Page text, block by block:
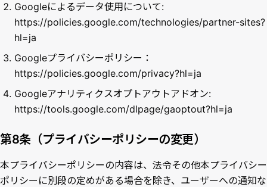
Googleによるデータ使用について:
https://policies.google.com/technologies/partner-sites?
hl=ja
Googleプライバシーポリシー：
https://policies.google.com/privacy?hl=ja
Googleアナリティクスオプトアウトアドオン:
https://tools.google.com/dlpage/gaoptout?hl=ja
第8条（プライバシーポリシーの変更）
本プライバシーポリシーの内容は、法令その他本プライバシー
ポリシーに別段の定めがある場合を除き、ユーザーへの通知な